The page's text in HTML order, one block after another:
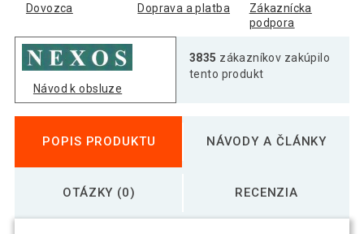
Dovozca Doprava a platba
Zákaznícka
podpora
Návod k obsluze
3835 zákazníkov zakúpilo
tento produkt
POPIS PRODUKTU NÁVODY A ČLÁNKY
OTÁZKY (0) RECENZIA